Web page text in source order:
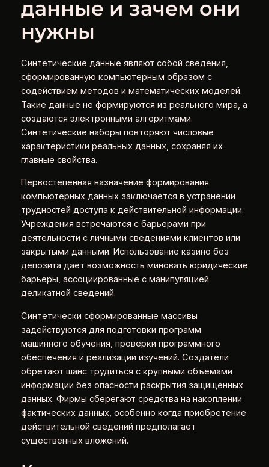
данные и зачем они
нужны
Синтетические данные являют собой сведения,
сформированную компьютерным образом с
содействием методов и математических моделей.
Такие данные не формируются из реального мира, а
создаются электронными алгоритмами.
Синтетические наборы повторяют числовые
характеристики реальных данных, сохраняя их
главные свойства.
Первостепенная назначение формирования
компьютерных данных заключается в устранении
трудностей доступа к действительной информации.
Учреждения встречаются с барьерами при
деятельности с личными сведениями клиентов или
закрытыми данными. Использование казино без
депозита даёт возможность миновать юридические
барьеры, ассоциированные с манипуляцией
деликатной сведений.
Синтетически сформированные массивы
задействуются для подготовки программ
машинного обучения, проверки программного
обеспечения и реализации изучений. Создатели
обретают шанс трудиться с крупными объёмами
информации без опасности раскрытия защищённых
данных. Фирмы сберегают средства на накоплении
фактических данных, особенно когда приобретение
действительной сведений предполагает
существенных вложений.